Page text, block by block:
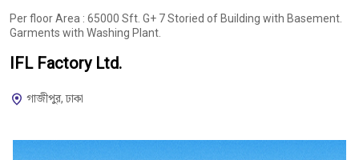
Per floor Area : 65000 Sft. G+ 7 Storied of Building with Basement.
Garments with Washing Plant.
IFL Factory Ltd.
গাজীপুর, ঢাকা